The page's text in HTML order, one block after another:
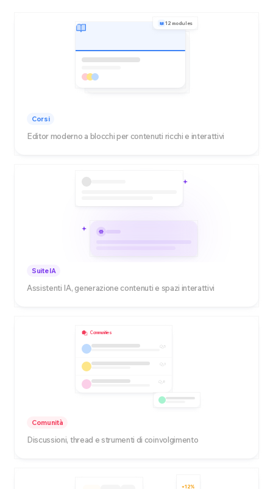
12 modules
Corsi
Editor moderno a blocchi per contenuti ricchi e interattivi
Suite IA
Assistenti IA, generazione contenuti e spazi interattivi
Communities
5
3
8
Comunità
Discussioni, thread e strumenti di coinvolgimento
+12%